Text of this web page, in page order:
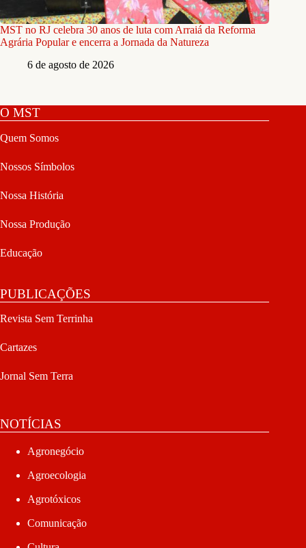
MST no RJ celebra 30 anos de luta com Arraiá da Reforma
Agrária Popular e encerra a Jornada da Natureza
6 de agosto de 2026
O MST
Quem Somos
Nossos Símbolos
Nossa História
Nossa Produção
Educação
PUBLICAÇÕES
Revista Sem Terrinha
Cartazes
Jornal Sem Terra
NOTÍCIAS
Agronegócio
Agroecologia
Agrotóxicos
Comunicação